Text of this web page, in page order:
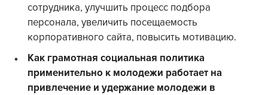
сотрудника, улучшить процесс подбора
персонала, увеличить посещаемость
корпоративного сайта, повысить мотивацию.
Как грамотная социальная политика
применительно к молодежи работает на
привлечение и удержание молодежи в